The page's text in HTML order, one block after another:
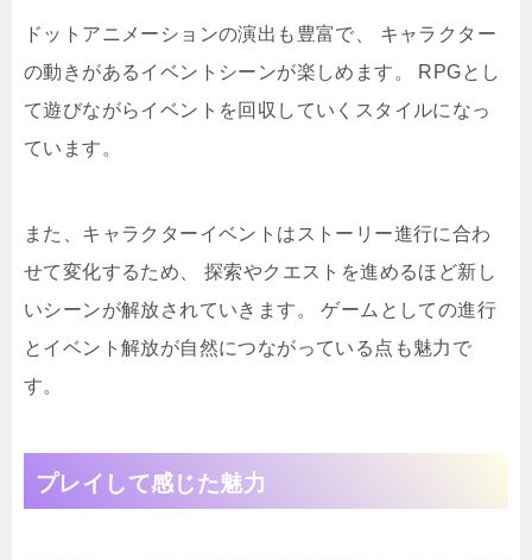
ドットアニメーションの演出も豊富で、 キャラクター
の動きがあるイベントシーンが楽しめます。 RPGとし
て遊びながらイベントを回収していくスタイルになっ
ています。
また、キャラクターイベントはストーリー進行に合わ
せて変化するため、 探索やクエストを進めるほど新し
いシーンが解放されていきます。 ゲームとしての進行
とイベント解放が自然につながっている点も魅力で
す。
プレイして感じた魅力